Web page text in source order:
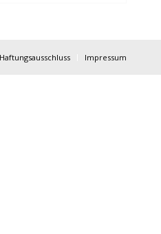
Haftungsausschluss Impressum